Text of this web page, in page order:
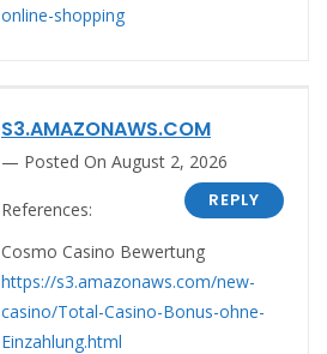
online-shopping
S3.AMAZONAWS.COM
Posted On August 2, 2026
REPLY
References:
Cosmo Casino Bewertung
https://s3.amazonaws.com/new-
casino/Total-Casino-Bonus-ohne-
Einzahlung.html